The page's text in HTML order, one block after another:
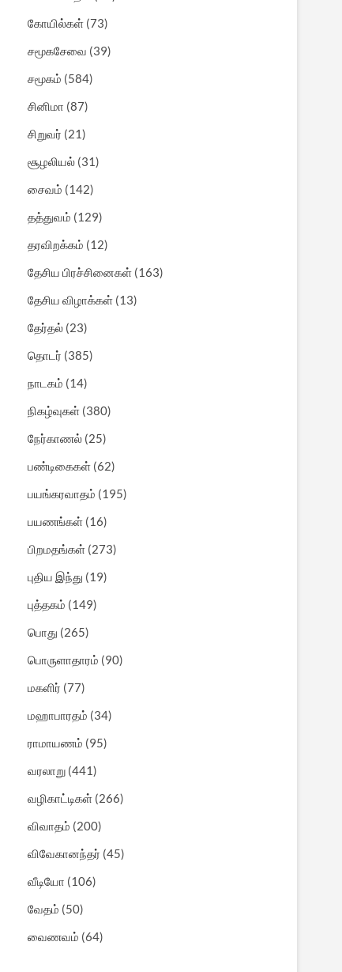
கோயில்கள் (73)
சமூகசேவை (39)
சமூகம் (584)
சினிமா (87)
சிறுவர் (21)
சூழலியல் (31)
சைவம் (142)
தத்துவம் (129)
தரவிறக்கம் (12)
தேசிய பிரச்சினைகள் (163)
தேசிய விழாக்கள் (13)
தேர்தல் (23)
தொடர் (385)
நாடகம் (14)
நிகழ்வுகள் (380)
நேர்காணல் (25)
பண்டிகைகள் (62)
பயங்கரவாதம் (195)
பயணங்கள் (16)
பிறமதங்கள் (273)
புதிய இந்து (19)
புத்தகம் (149)
பொது (265)
பொருளாதாரம் (90)
மகளிர் (77)
மஹாபாரதம் (34)
ராமாயணம் (95)
வரலாறு (441)
வழிகாட்டிகள் (266)
விவாதம் (200)
விவேகானந்தர் (45)
வீடியோ (106)
வேதம் (50)
வைணவம் (64)